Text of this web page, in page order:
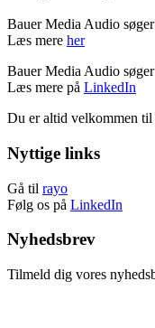
Bauer Media Audio
Læs mere her
Bauer Media Audio
Læs mere på LinkedIn
Du er altid velkommen
Nyttige links
Gå til rayo
Følg os på LinkedIn
Nyhedsbrev
Tilmeld dig vores